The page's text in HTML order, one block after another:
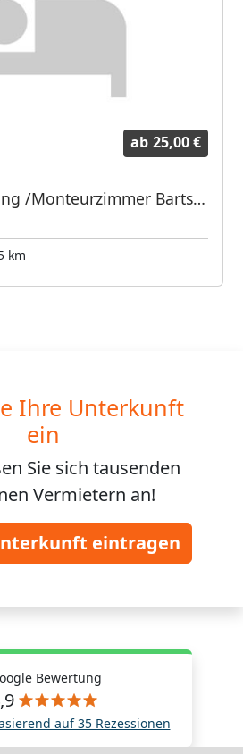
ab 25,00 €
Zimmervermietung /Monteurzimmer Bartsch
km
Ihre Unterkunft
ein
Sie sich tausenden
Vermietern an!
eintragen
Bewertung
auf 35 Rezessionen